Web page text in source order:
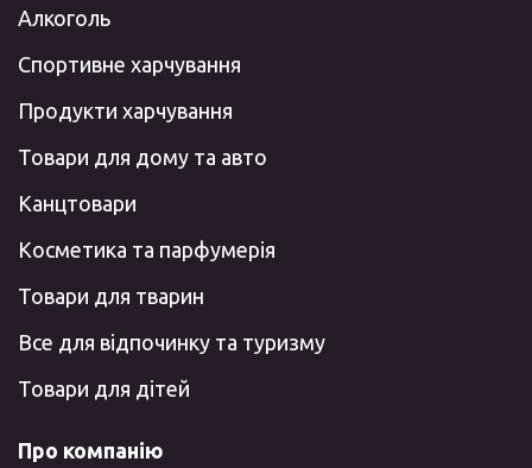
Алкоголь
Спортивне харчування
Продукти харчування
Товари для дому та авто
Канцтовари
Косметика та парфумерія
Товари для тварин
Все для відпочинку та туризму
Товари для дітей
Про компанію